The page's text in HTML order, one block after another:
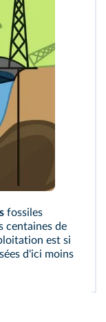
fossiles
centaines de
est si
d'ici moins